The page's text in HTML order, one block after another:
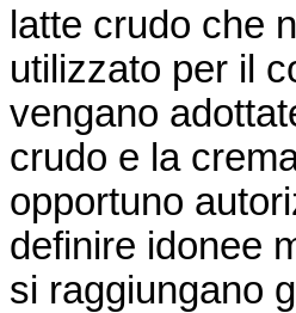
latte crudo che
utilizzato per il
vengano
crudo e la
opportuno
definire idonee
si raggiungano